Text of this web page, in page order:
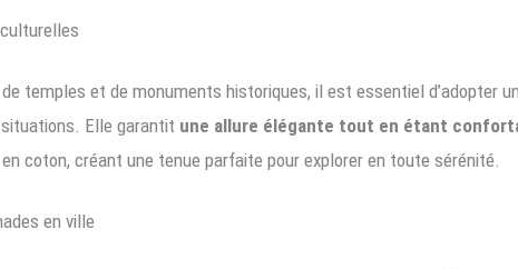
temples et de monuments historiques, il est essentiel d’adopter
Elle garantit une allure élégante tout en étant
coton, créant une tenue parfaite pour explorer en toute sérénité.
en ville